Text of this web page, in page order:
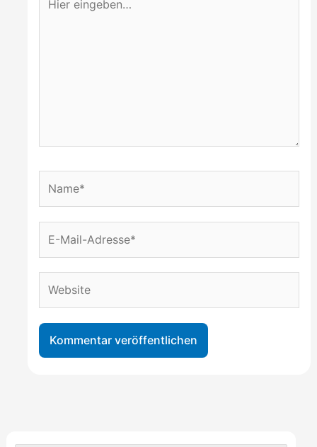
eingeben…
Mail-